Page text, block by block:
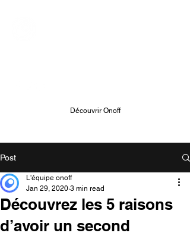
Découvrir Onoff
Post
Découvrez les 5 raisons
d’avoir un second
L'équipe onoff
Jan 29, 2020 3 min read